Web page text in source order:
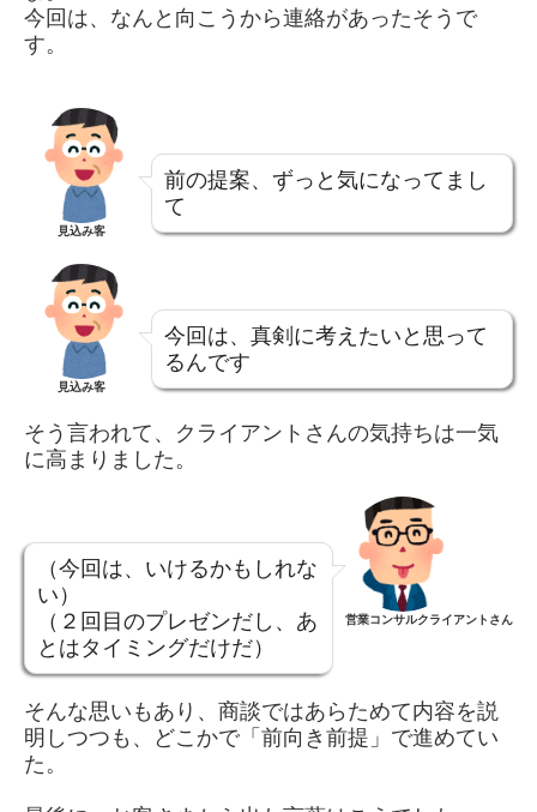
今回は、なんと向こうから連絡があったそうで
す。
見込み客
前の提案、ずっと気になってまし
て
見込み客
今回は、真剣に考えたいと思って
るんです
そう言われて、クライアントさんの気持ちは一気
に高まりました。
（今回は、いけるかもしれな
い）
（２回目のプレゼンだし、あ
とはタイミングだけだ）
営業コンサルクライアントさん
そんな思いもあり、商談ではあらためて内容を説
明しつつも、どこかで「前向き前提」で進めてい
た。